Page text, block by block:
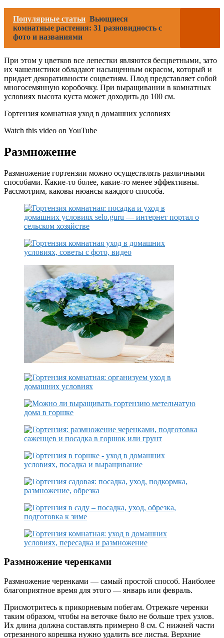
Популярные статьи Вьющиеся
комнатные растения: 31 разновидность с
фото и названиями
При этом у цветков все лепестки являются бесцветными, зато
их чашелистики обладают насыщенным окрасом, который и
придает декоративности соцветиям. Плод представляет собой
многосемянную коробочку. При выращивании в комнатных
условиях высота куста может доходить до 100 см.
Гортензия комнатная уход в домашних условиях
Watch this video on YouTube
Размножение
Размножение гортензии можно осуществлять различными
способами. Какие-то более, какие-то менее эффективны.
Рассмотрим, каковы нюансы каждого способа.
Размножение черенками
Размножение черенками — самый простой способ. Наиболее
благоприятное время для этого — январь или февраль.
Присмотритесь к прикорневым побегам. Отрежьте черенки
таким образом, чтобы на веточке было не больше трех узлов.
Их длина должна составлять примерно 8 см. С нижней части
отрезанного корешка нужно удалить все листья. Верхние